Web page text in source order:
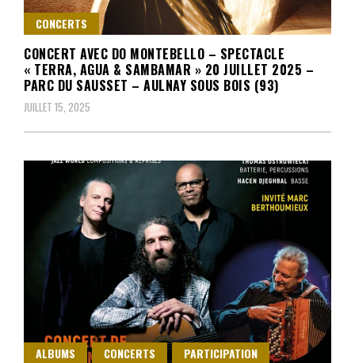
CONCERTS
CONCERT AVEC DO MONTEBELLO – SPECTACLE
« TERRA, AGUA & SAMBAMAR » 20 JUILLET 2025 –
PARC DU SAUSSET – AULNAY SOUS BOIS (93)
JUILLET 15, 2025
ALBUMS CONCERTS PARTICIPATION